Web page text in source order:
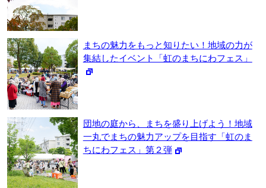
まちの魅力をもっと知りたい！地域の力が
集結したイベント「虹のまちにわフェス」
団地の庭から、まちを盛り上げよう！地域
一丸でまちの魅力アップを目指す「虹のま
ちにわフェス」第２弾